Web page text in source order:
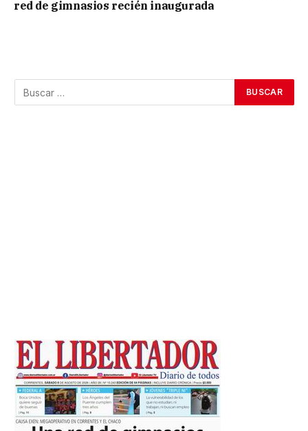
red de gimnasios recién inaugurada